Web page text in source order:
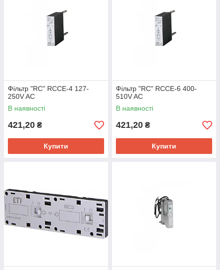
Фільтр "RC" RCCE-4 127-
250V AC
В наявності
421,20 ₴
Купити
Фільтр "RC" RCCE-6 400-
510V AC
В наявності
421,20 ₴
Купити